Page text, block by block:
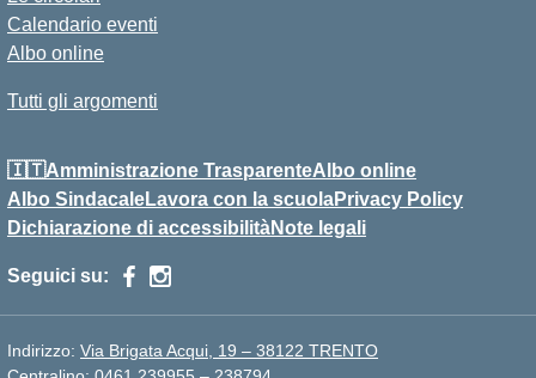
Calendario eventi
Albo online
Tutti gli argomenti
🇮🇹Amministrazione TrasparenteAlbo online
Albo SindacaleLavora con la scuolaPrivacy Policy
Dichiarazione di accessibilitàNote legali
Seguici su:
Indirizzo: Via Brigata Acqui, 19 – 38122 TRENTO